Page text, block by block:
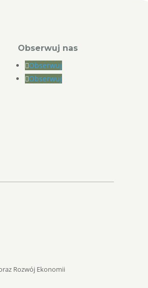
Obserwuj nas
Obserwuj
Obserwuj
Rozwój Ekonomii